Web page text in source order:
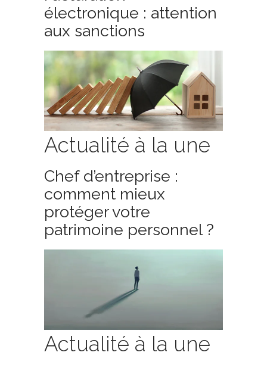
électronique : attention
aux sanctions
Actualité à la une
Chef d’entreprise :
comment mieux
protéger votre
patrimoine personnel ?
Actualité à la une